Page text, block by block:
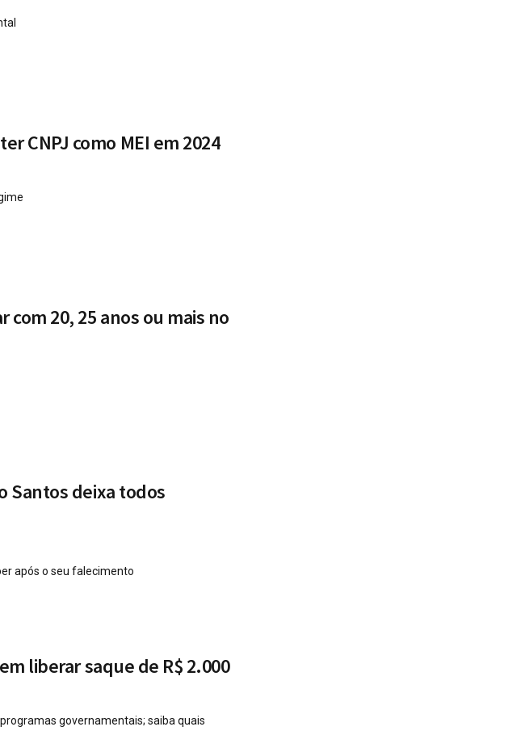
CNPJ como MEI em 2024
20, 25 anos ou mais no
Santos deixa todos
após o seu falecimento
liberar saque de R$ 2.000
governamentais; saiba quais